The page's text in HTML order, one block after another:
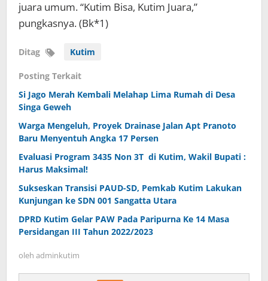
juara umum. “Kutim Bisa, Kutim Juara,”
pungkasnya. (Bk*1)
Ditag Kutim
Posting Terkait
Si Jago Merah Kembali Melahap Lima Rumah di Desa
Singa Geweh
Warga Mengeluh, Proyek Drainase Jalan Apt Pranoto
Baru Menyentuh Angka 17 Persen
Evaluasi Program 3435 Non 3T di Kutim, Wakil Bupati :
Harus Maksimal!
Sukseskan Transisi PAUD-SD, Pemkab Kutim Lakukan
Kunjungan ke SDN 001 Sangatta Utara
DPRD Kutim Gelar PAW Pada Paripurna Ke 14 Masa
Persidangan III Tahun 2022/2023
oleh adminkutim